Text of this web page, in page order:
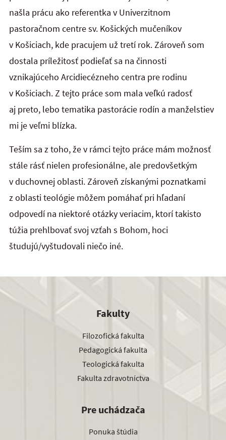
našla prácu ako referentka v Univerzitnom
pastoračnom centre sv. Košických mučeníkov
v Košiciach, kde pracujem už tretí rok. Zároveň som
dostala príležitosť podieľať sa na činnosti
vznikajúceho Arcidiecézneho centra pre rodinu
v Košiciach. Z tejto práce som mala veľkú radosť
aj preto, lebo tematika pastorácie rodín a manželstiev
mi je veľmi blízka.
Teším sa z toho, že v rámci tejto práce mám možnosť
stále rásť nielen profesionálne, ale predovšetkým
v duchovnej oblasti. Zároveň získanými poznatkami
z oblasti teológie môžem pomáhať pri hľadaní
odpovedí na niektoré otázky veriacim, ktorí takisto
túžia prehlbovať svoj vzťah s Bohom, hoci
študujú/vyštudovali niečo iné.
Fakulty
Filozofická fakulta
Pedagogická fakulta
Teologická fakulta
Fakulta zdravotníctva
Pre uchádzača
Ponuka štúdia